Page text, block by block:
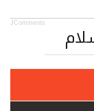
JComments